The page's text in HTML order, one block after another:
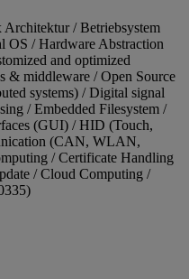
/ Betriebsystem
OS / Hardware Abstraction
and optimized
& middleware / Open Source
systems) / Digital signal
/ Embedded Filesystem /
(GUI) / HID (Touch,
(CAN, WLAN,
/ Certificate Handling
/ Cloud Computing /